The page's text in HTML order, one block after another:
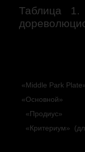
Призы
«Middle Park
«Основной»
«Продиус»
«Критериум»